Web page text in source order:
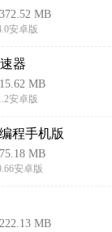
372.52 MB
安卓版
器
15.62 MB
安卓版
程手机版
75.18 MB
安卓版
222.13 MB